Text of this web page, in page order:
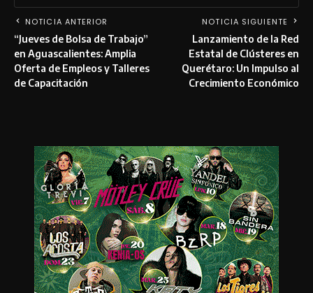
NOTICIA ANTERIOR
“Jueves de Bolsa de Trabajo”
en Aguascalientes: Amplia
Oferta de Empleos y Talleres
de Capacitación
NOTICIA SIGUIENTE
Lanzamiento de la Red
Estatal de Clústeres en
Querétaro: Un Impulso al
Crecimiento Económico